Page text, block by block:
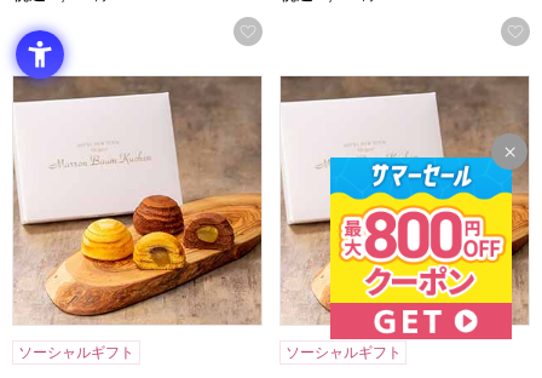
お気に入りに登録する
ホテルニューオータニ マロンバウムクーヘン6個入り(プレ
ソーシャルギフト
ホテルニューオータニ マロ
ソーシャルギフト